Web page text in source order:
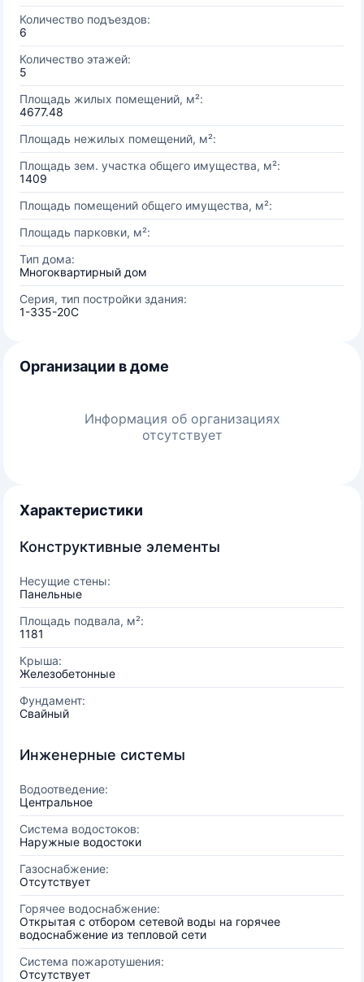
Количество подъездов:
6
Количество этажей:
5
Площадь жилых помещений, м²:
4677.48
Площадь нежилых помещений, м²:
Площадь зем. участка общего имущества, м²:
1409
Площадь помещений общего имущества, м²:
Площадь парковки, м²:
Тип дома:
Многоквартирный дом
Серия, тип постройки здания:
1-335-20С
Организации в доме
Информация об организациях
отсутствует
Характеристики
Конструктивные элементы
Несущие стены:
Панельные
Площадь подвала, м²:
1181
Крыша:
Железобетонные
Фундамент:
Свайный
Инженерные системы
Водоотведение:
Центральное
Система водостоков:
Наружные водостоки
Газоснабжение:
Отсутствует
Горячее водоснабжение:
Открытая с отбором сетевой воды на горячее
водоснабжение из тепловой сети
Система пожаротушения:
Отсутствует